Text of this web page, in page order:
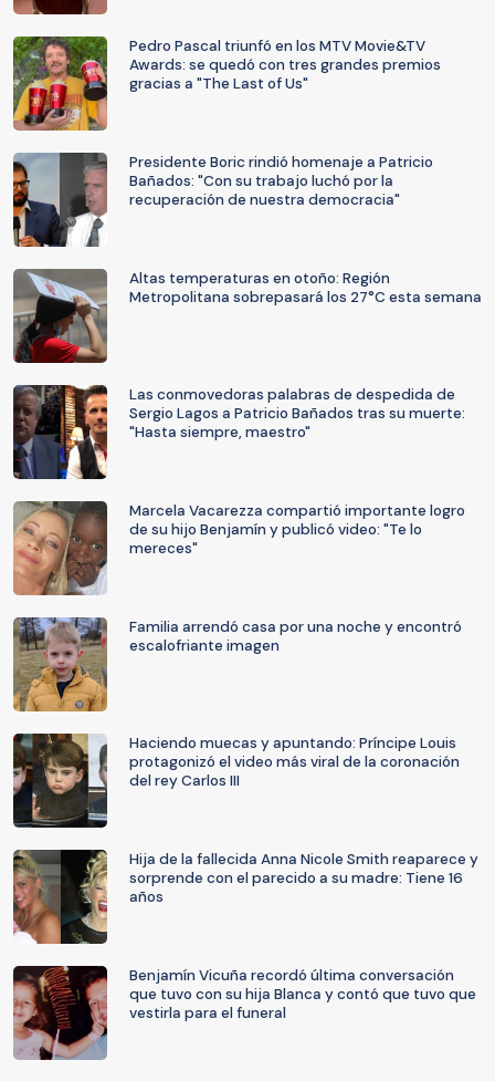
Pedro Pascal triunfó en los MTV Movie&TV
Awards: se quedó con tres grandes premios
gracias a "The Last of Us"
Presidente Boric rindió homenaje a Patricio
Bañados: "Con su trabajo luchó por la
recuperación de nuestra democracia"
Altas temperaturas en otoño: Región
Metropolitana sobrepasará los 27°C esta semana
Las conmovedoras palabras de despedida de
Sergio Lagos a Patricio Bañados tras su muerte:
"Hasta siempre, maestro"
Marcela Vacarezza compartió importante logro
de su hijo Benjamín y publicó video: "Te lo
mereces"
Familia arrendó casa por una noche y encontró
escalofriante imagen
Haciendo muecas y apuntando: Príncipe Louis
protagonizó el video más viral de la coronación
del rey Carlos III
Hija de la fallecida Anna Nicole Smith reaparece y
sorprende con el parecido a su madre: Tiene 16
años
Benjamín Vicuña recordó última conversación
que tuvo con su hija Blanca y contó que tuvo que
vestirla para el funeral